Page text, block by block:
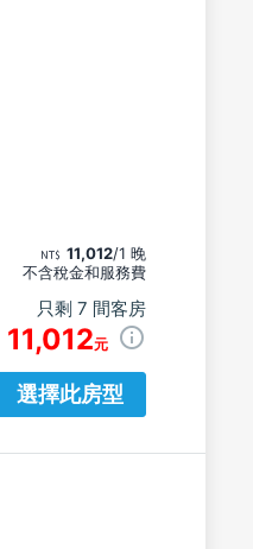
11,012/1 晚
不含稅金和服務費
只剩 7 間客房
11,012元
選擇此房型